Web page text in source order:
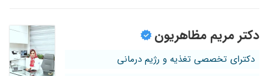
داشته باشن که نوبت ها نهایتا با تاخیر نیم ساعته
من افزایش وزن میخواستم رفتم پیش ایشون هنوز ۱۴۰۱/۱۲/۰۲
دکتر مریم مظاهریون
دکترای تخصصی تغذیه و رژیم درمانی